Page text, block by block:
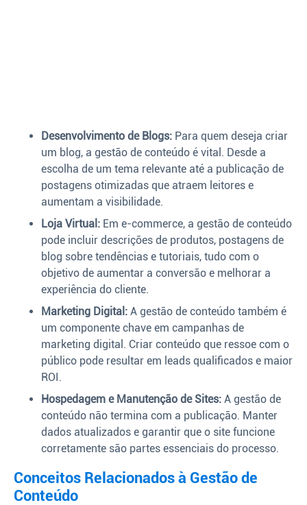
Desenvolvimento de Blogs: Para quem deseja criar
um blog, a gestão de conteúdo é vital. Desde a
escolha de um tema relevante até a publicação de
postagens otimizadas que atraem leitores e
aumentam a visibilidade.
Loja Virtual: Em e-commerce, a gestão de conteúdo
pode incluir descrições de produtos, postagens de
blog sobre tendências e tutoriais, tudo com o
objetivo de aumentar a conversão e melhorar a
experiência do cliente.
Marketing Digital: A gestão de conteúdo também é
um componente chave em campanhas de
marketing digital. Criar conteúdo que ressoe com o
público pode resultar em leads qualificados e maior
ROI.
Hospedagem e Manutenção de Sites: A gestão de
conteúdo não termina com a publicação. Manter
dados atualizados e garantir que o site funcione
corretamente são partes essenciais do processo.
Conceitos Relacionados à Gestão de
Conteúdo